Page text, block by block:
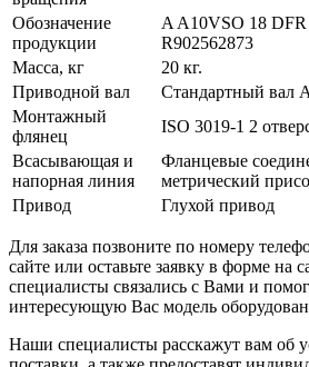
Обозначение
продукции
A A10VSO 18
R902562873
Масса, кг
20 кг.
Приводной вал
Стандартный вал
Монтажный
флянец
ISO 3019-1 2
Всасывающая и
напорная линия
Фланцевые
метрический
Привод
Глухой привод
Для заказа позвоните по номеру
сайте или оставьте заявку в форме на
специалисты связались с Вами и
интересующую Вас модель
Наши специалисты расскажут вам об